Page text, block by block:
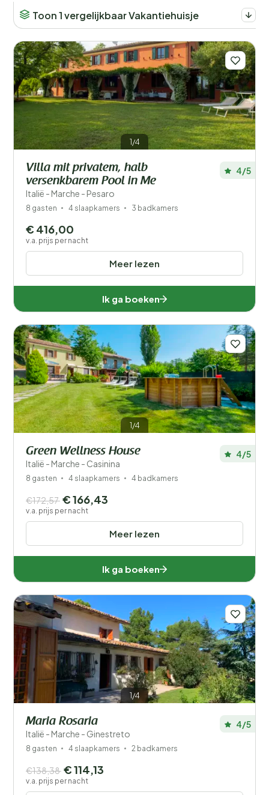
Toon 1 vergelijkbaar Vakantiehuisje
1/4
Villa mit privatem, halb
versenkbarem Pool in Me
Italië - Marche - Pesaro
4/5
8 gasten 4 slaapkamers 3 badkamers
Meer lezen
€ 416,00
v.a. prijs per nacht
Ik ga boeken
1/4
Green Wellness House
Italië - Marche - Casinina
4/5
8 gasten 4 slaapkamers 4 badkamers
Meer lezen
€172,57 € 166,43
v.a. prijs per nacht
Ik ga boeken
1/4
Maria Rosaria
Italië - Marche - Ginestreto
4/5
8 gasten 4 slaapkamers 2 badkamers
€138,38 € 114,13
v.a. prijs per nacht